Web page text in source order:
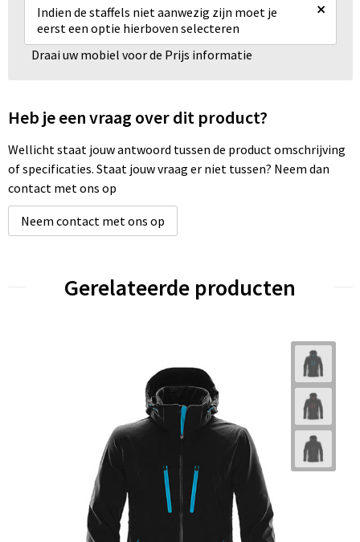
Indien de staffels niet aanwezig zijn moet je
eerst een optie hierboven selecteren
×
Draai uw mobiel voor de Prijs informatie
Heb je een vraag over dit product?
Wellicht staat jouw antwoord tussen de product omschrijving
of specificaties. Staat jouw vraag er niet tussen? Neem dan
contact met ons op
Neem contact met ons op
Gerelateerde producten